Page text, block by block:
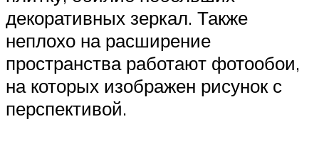
декоративных зеркал. Также
неплохо на расширение
пространства работают фотообои,
на которых изображен рисунок с
перспективой.